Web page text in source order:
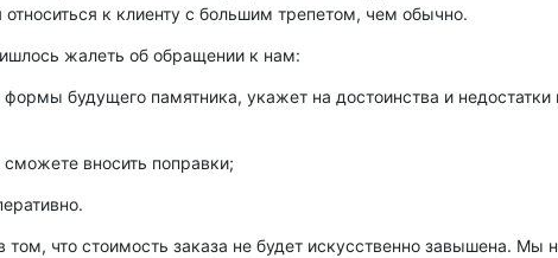
к клиенту с большим трепетом, чем обычно.
жалеть об обращении к нам:
будущего памятника, укажет на достоинства и
вносить поправки;
что стоимость заказа не будет искусственно завышена. Мы